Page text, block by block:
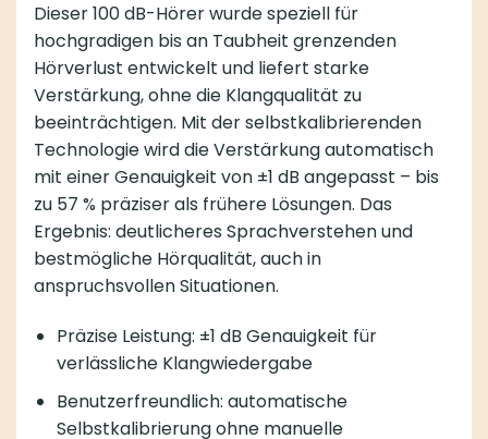
Dieser 100 dB-Hörer wurde speziell für
hochgradigen bis an Taubheit grenzenden
Hörverlust entwickelt und liefert starke
Verstärkung, ohne die Klangqualität zu
beeinträchtigen. Mit der selbstkalibrierenden
Technologie wird die Verstärkung automatisch
mit einer Genauigkeit von ±1 dB angepasst – bis
zu 57 % präziser als frühere Lösungen. Das
Ergebnis: deutlicheres Sprachverstehen und
bestmögliche Hörqualität, auch in
anspruchsvollen Situationen.
Präzise Leistung: ±1 dB Genauigkeit für
verlässliche Klangwiedergabe
Benutzerfreundlich: automatische
Selbstkalibrierung ohne manuelle